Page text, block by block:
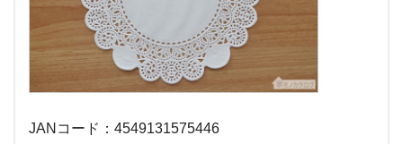
JANコード：4549131575446